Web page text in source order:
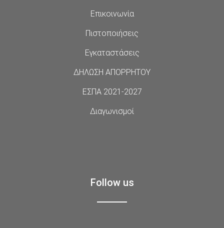
Επικοινωνία
Πιστοποιήσεις
Εγκαταστάσεις
ΔΗΛΩΣΗ ΑΠΟΡΡΗΤΟΥ
ΕΣΠΑ 2021-2027
Διαγωνισμοί
Follow us